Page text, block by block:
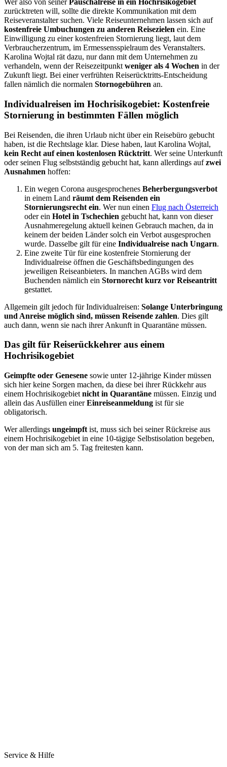
Wer also von seiner Pauschalreise in ein Hochrisikogebiet
zurücktreten will, sollte die direkte Kommunikation mit dem
Reiseveranstalter suchen. Viele Reiseunternehmen lassen sich auf
kostenfreie Umbuchungen zu anderen Reisezielen ein. Eine
Einwilligung zu einer kostenfreien Stornierung liegt, laut dem
Verbraucherzentrum, im Ermessensspielraum des Veranstalters.
Karolina Wojtal rät dazu, nur dann mit dem Unternehmen zu
verhandeln, wenn der Reisezeitpunkt weniger als 4 Wochen in der
Zukunft liegt. Bei einer verfrühten Reiserücktritts-Entscheidung
fallen nämlich die normalen Stornogebühren an.
Individualreisen im Hochrisikogebiet: Kostenfreie
Stornierung in bestimmten Fällen möglich
Bei Reisenden, die ihren Urlaub nicht über ein Reisebüro gebucht
haben, ist die Rechtslage klar. Diese haben, laut Karolina Wojtal,
kein Recht auf einen kostenlosen Rücktritt. Wer seine Unterkunft
oder seinen Flug selbstständig gebucht hat, kann allerdings aufzwei
Ausnahmen hoffen:
Ein wegen Corona ausgesprochenes Beherbergungsverbot
in einem Land räumt dem Reisenden ein
Stornierungsrecht ein. Wer nun einen Flug nach Österreich
oder ein Hotel in Tschechien gebucht hat, kann von dieser
Ausnahmeregelung aktuell keinen Gebrauch machen, da in
keinem der beiden Länder solch ein Verbot ausgesprochen
wurde. Dasselbe gilt für eine Individualreise nach Ungarn.
Eine zweite Tür für eine kostenfreie Stornierung der
Individualreise öffnen die Geschäftsbedingungen des
jeweiligen Reiseanbieters. In manchen AGBs wird dem
Buchenden nämlich ein Stornorecht kurz vor Reiseantritt
gestattet.
Allgemein gilt jedoch für Individualreisen: Solange Unterbringung
und Anreise möglich sind, müssen Reisende zahlen. Dies gilt
auch dann, wenn sie nach ihrer Ankunft in Quarantäne müssen.
Das gilt für Reiserückkehrer aus einem
Hochrisikogebiet
Geimpfte oder Genesene sowie unter 12-jährige Kinder müssen
sich hier keine Sorgen machen, da diese bei ihrer Rückkehr aus
einem Hochrisikogebiet nicht in Quarantäne müssen. Einzig und
allein das Ausfüllen einerEinreiseanmeldung ist für sie
obligatorisch.
Wer allerdings ungeimpft ist, muss sich bei seiner Rückreise aus
einem Hochrisikogebiet in eine 10-tägige Selbstisolation begeben,
von der man sich am 5. Tag freitesten kann.
Service & Hilfe